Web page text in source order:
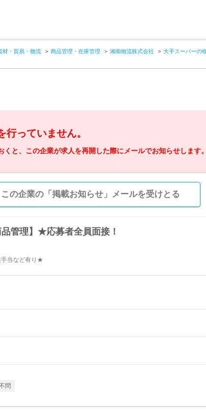
材・貿易・物流 商品管理・在庫管理 湘南物流株式会社
大手スーパーの
行っていません。
くと、この企業が求人を再開した際にメールでお知らせします。
この企業の「掲載お知らせ」メールを受けとる
管理】★応募者全員面接！
当など有り★
問